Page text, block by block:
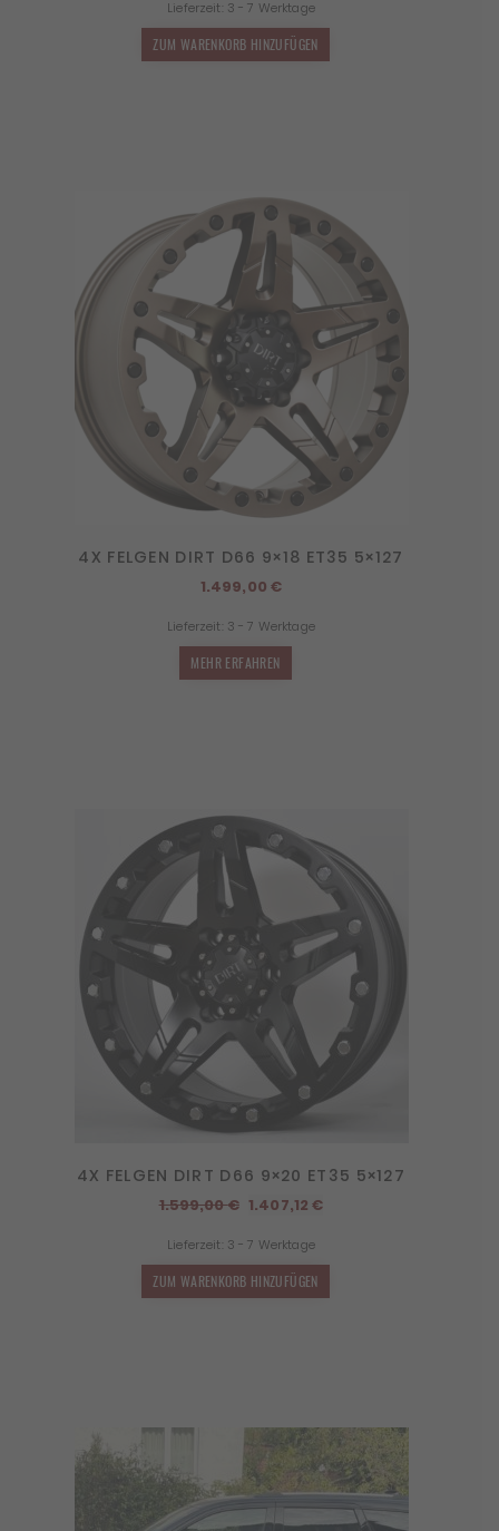
war:
1.499,00 €
Lieferzeit: 3 - 7 Werktage
ZUM WARENKORB HINZUFÜGEN
4X FELGEN DIRT D66 9×18 ET35 5×127
1.499,00€
Lieferzeit: 3 - 7 Werktage
MEHR ERFAHREN
4X FELGEN DIRT D66 9×20 ET35 5×127
1.599,00€ Ursprünglicher
war:
1.599,00 €
1.407,12€Aktueller
Lieferzeit: 3 - 7 Werktage
ZUM WARENKORB HINZUFÜGEN